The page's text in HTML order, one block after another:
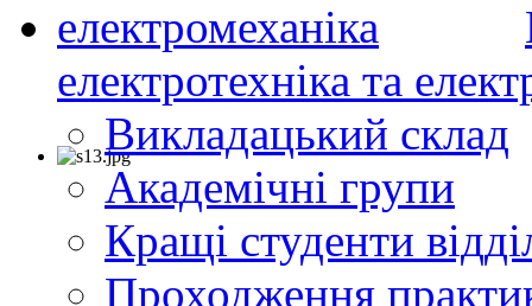
електротехніка та
Викладацький склад
Академічні групи
Кращі студенти
Проходження